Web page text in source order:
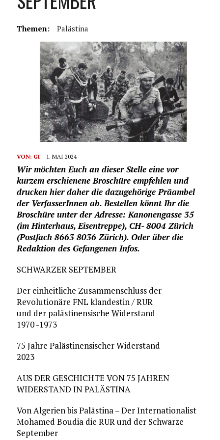
Themen: Palästina
VON: GI 1. MAI 2024
Wir möchten Euch an dieser Stelle eine vor
kurzem erschienene Broschüre empfehlen und
drucken hier daher die dazugehörige Präambel
der VerfasserInnen ab. Bestellen könnt Ihr die
Broschüre unter der Adresse: Kanonengasse 35
(im Hinterhaus, Eisentreppe), CH- 8004 Zürich
(Postfach 8663 8036 Zürich). Oder über die
Redaktion des Gefangenen Infos.
SCHWARZER SEPTEMBER
Der einheitliche Zusammenschluss der
Revolutionäre FNL klandestin / RUR
und der palästinensische Widerstand
1970 -1973
75 Jahre Palästinensischer Widerstand
2023
AUS DER GESCHICHTE VON 75 JAHREN
WIDERSTAND IN PALÄSTINA
Von Algerien bis Palästina – Der Internationalist
Mohamed Boudia die RUR und der Schwarze
September